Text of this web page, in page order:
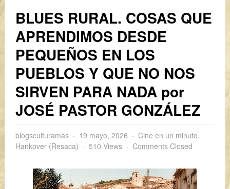
BLUES RURAL. COSAS QUE
APRENDIMOS DESDE
PEQUEÑOS EN LOS
PUEBLOS Y QUE NO NOS
SIRVEN PARA NADA por
JOSÉ PASTOR GONZÁLEZ
blogsculturamas 19 mayo, 2026 Cine en un minuto,
Hankover (Resaca)
510 Views Comments Closed